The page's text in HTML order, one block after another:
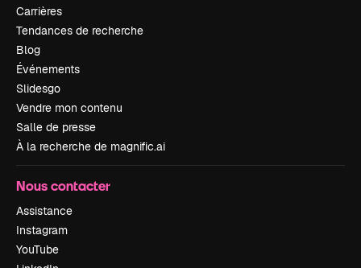
Carrières
Tendances de recherche
Blog
Événements
Slidesgo
Vendre mon contenu
Salle de presse
À la recherche de magnific.ai
Nous contacter
Assistance
Instagram
YouTube